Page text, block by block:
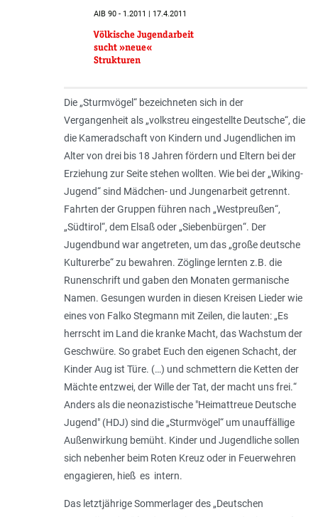
AIB 90 - 1.2011 | 17.4.2011
Völkische Jugendarbeit
sucht »neue«
Strukturen
Die „Sturmvögel“ bezeichneten sich in der
Vergangenheit als „volkstreu eingestellte Deutsche“, die
die Kameradschaft von Kindern und Jugendlichen im
Alter von drei bis 18 Jahren fördern und Eltern bei der
Erziehung zur Seite stehen wollten. Wie bei der „Wiking-
Jugend“ sind Mädchen- und Jungenarbeit getrennt.
Fahrten der Gruppen führen nach „Westpreußen“,
„Südtirol“, dem Elsaß oder „Siebenbürgen“. Der
Jugendbund war angetreten, um das „große deutsche
Kulturerbe“ zu bewahren. Zöglinge lernten z.B. die
Runenschrift und gaben den Mona­ten germanische
Namen. Gesungen wurden in diesen Kreisen Lieder wie
eines von Falko Stegmann mit Zeilen, die lauten: „Es
herrscht im Land die kranke Macht, das Wachstum der
Geschwüre. So grabet Euch den eigenen Schacht, der
Kinder Aug ist Türe. (…) und schmettern die Ketten der
Mächte entzwei, der Wille der Tat, der macht uns frei.“
Anders als die neonazistische "Heimattreue Deutsche
Jugend" (HDJ) sind die „Sturmvögel“ um unauffällige
Außenwirkung bemüht. Kinder und Jugendliche sollen
sich nebenher beim Roten Kreuz oder in Feuerwehren
engagieren, hieß es intern.
Das letztjährige Sommerlager des „Deutschen